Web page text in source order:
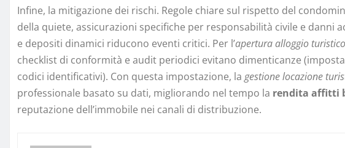
Infine, la mitigazione dei rischi. Regole chiare sul rispetto del
della quiete, assicurazioni specifiche per responsabilità civile e danni
e depositi dinamici riducono eventi critici. Per l’apertura alloggio
checklist di conformità e audit periodici evitano dimenticanze
codici identificativi). Con questa impostazione, la gestione locazione
professionale basato su dati, migliorando nel tempo la rendita affitti
reputazione dell’immobile nei canali di distribuzione.